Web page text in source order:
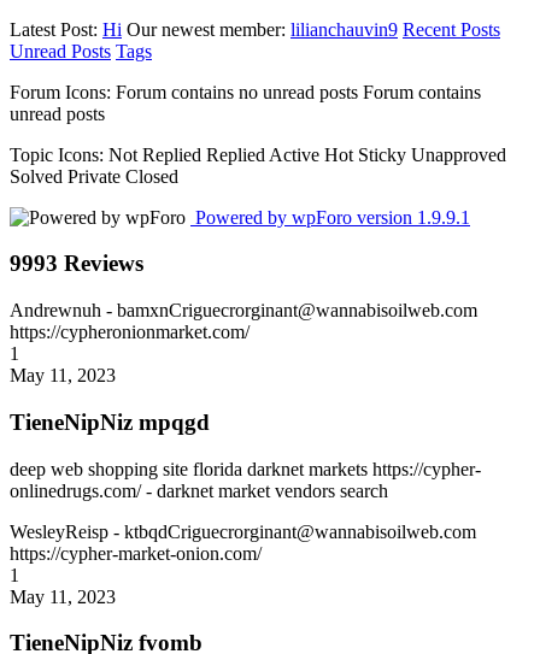
Latest Post: Hi Our newest member: lilianchauvin9 Recent Posts
Unread Posts Tags
Forum Icons: Forum contains no unread posts Forum contains
unread posts
Topic Icons: Not Replied Replied Active Hot Sticky Unapproved
Solved Private Closed
Powered by wpForo version 1.9.9.1
9993 Reviews
Andrewnuh - bamxnCriguecrorginant@wannabisoilweb.com
https://cypheronionmarket.com/
1
May 11, 2023
TieneNipNiz mpqgd
deep web shopping site florida darknet markets https://cypher-
onlinedrugs.com/ - darknet market vendors search
WesleyReisp - ktbqdCriguecrorginant@wannabisoilweb.com
https://cypher-market-onion.com/
1
May 11, 2023
TieneNipNiz fvomb